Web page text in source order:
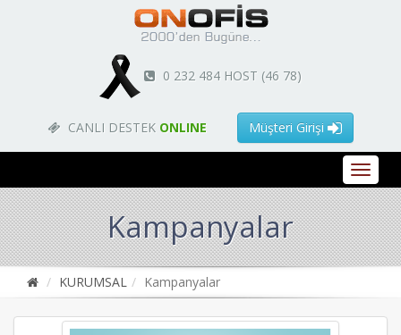
0 232 484 HOST (46 78)
CANLI DESTEK ONLINE Müşteri Girişi
Kampanyalar
KURUMSAL Kampanyalar